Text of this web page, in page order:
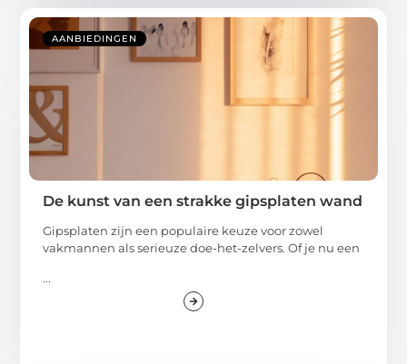
AANBIEDINGEN
De kunst van een strakke gipsplaten wand
Gipsplaten zijn een populaire keuze voor zowel
vakmannen als serieuze doe-het-zelvers. Of je nu een
...